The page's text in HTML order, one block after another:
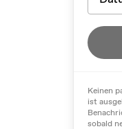
Keinen
ist
sobald